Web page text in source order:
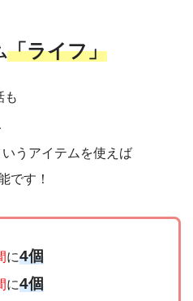
「ライフ」
も
いうアイテムを使えば
です！
に4個
に4個